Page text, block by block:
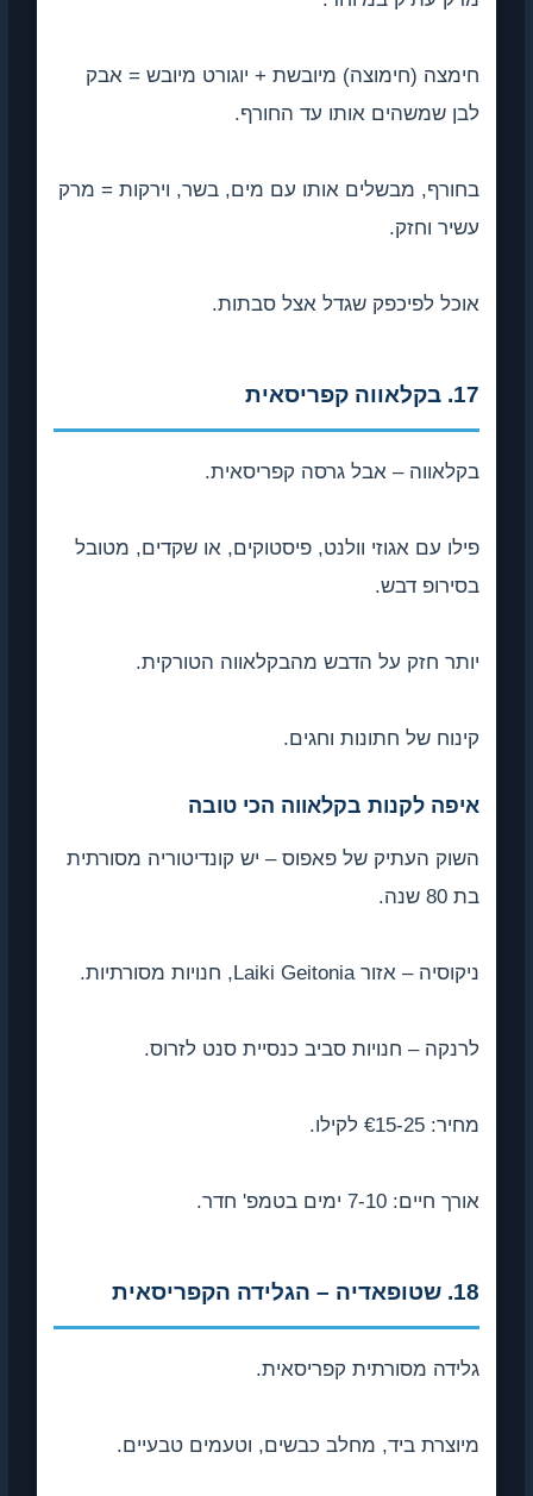
חימצה (חימוצה) מיובשת + יוגורט מיובש = אבק
לבן שמשהים אותו עד החורף.
בחורף, מבשלים אותו עם מים, בשר, וירקות = מרק
עשיר וחזק.
אוכל לפיכפק שגדל אצל סבתות.
17. בקלאווה קפריסאית
בקלאווה – אבל גרסה קפריסאית.
פילו עם אגוזי וולנט, פיסטוקים, או שקדים, מטובל
בסירופ דבש.
יותר חזק על הדבש מהבקלאווה הטורקית.
קינוח של חתונות וחגים.
איפה לקנות בקלאווה הכי טובה
השוק העתיק של פאפוס – יש קונדיטוריה מסורתית
בת 80 שנה.
ניקוסיה – אזור Laiki Geitonia, חנויות מסורתיות.
לרנקה – חנויות סביב כנסיית סנט לזרוס.
מחיר: €15-25 לקילו.
אורך חיים: 7-10 ימים בטמפ' חדר.
18. שטופאדיה – הגלידה הקפריסאית
גלידה מסורתית קפריסאית.
מיוצרת ביד, מחלב כבשים, וטעמים טבעיים.